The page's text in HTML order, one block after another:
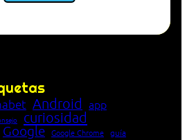
Android app
curiosidad
Google Google Chrome guía